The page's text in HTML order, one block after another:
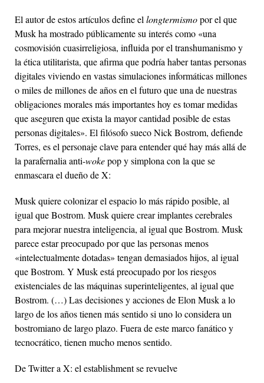
El autor de estos artículos define el longtermismopor el que
Musk ha mostrado públicamente su interés como «una
cosmovisión cuasirreligiosa, influida por el transhumanismo y
la ética utilitarista, que afirma que podría haber tantas personas
digitales viviendo en vastas simulaciones informáticas millones
o miles de millones de años en el futuro que una de nuestras
obligaciones morales más importantes hoy es tomar medidas
que aseguren que exista la mayor cantidad posible de estas
personas digitales». El filósofo sueco Nick Bostrom, defiende
Torres, es el personaje clave para entender qué hay más allá de
la parafernalia anti-wokepop y simplona con la que se
enmascara el dueño de X:
Musk quiere colonizar el espacio lo más rápido posible, al
igual que Bostrom. Musk quiere crear implantes cerebrales
para mejorar nuestra inteligencia, al igual que Bostrom. Musk
parece estar preocupado por que las personas menos
«intelectualmente dotadas» tengan demasiados hijos, al igual
que Bostrom. Y Musk está preocupado por los riesgos
existenciales de las máquinas superinteligentes, al igual que
Bostrom. (…) Las decisiones y acciones de Elon Musk a lo
largo de los años tienen más sentido si uno lo considera un
bostromiano de largo plazo. Fuera de este marco fanático y
tecnocrático, tienen mucho menos sentido.
De Twitter a X: el establishment se revuelve